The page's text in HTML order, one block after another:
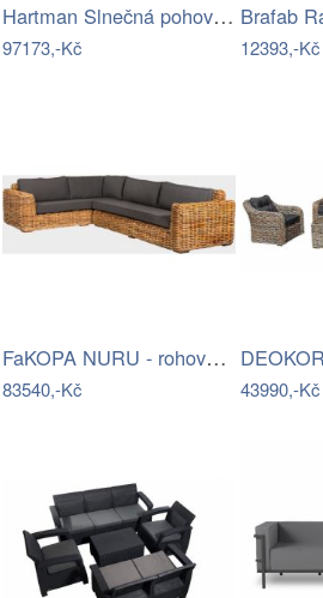
Hartman Slnečná pohovka COSTA RICA Mdum
97173,-Kč 12393,-Kč
FaKOPA NURU - rohová sedačka Becky Mdum
83540,-Kč 43990,-Kč